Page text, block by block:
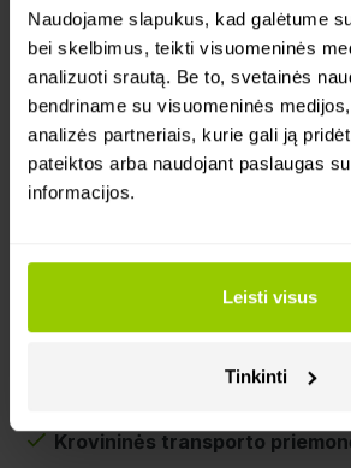
Naudojame slapukus, kad galėtume
bei skelbimus, teikti visuomeninės
analizuoti srautą. Be to, svetainės
bendriname su visuomeninės
analizės partneriais, kurie gali ją
pateiktos arba naudojant paslaugas
informacijos.
Leisti visus
Tinkinti
Kur ir kodėl
autoparko kamerų
Autoparko vaizdo kamerų
naudingi krovininiams
kamera pašalina akląsias
Krovininės transporto